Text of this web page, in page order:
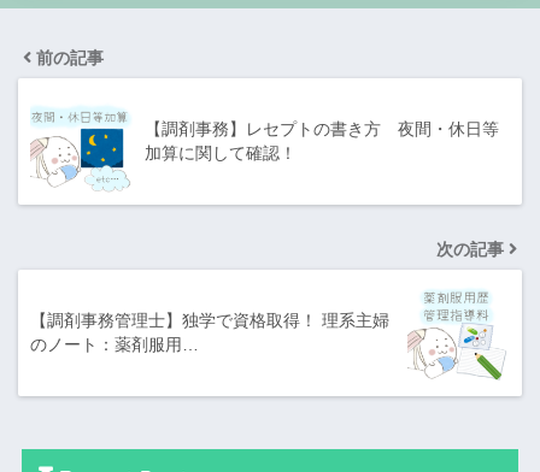
前の記事
【調剤事務】レセプトの書き方 夜間・休日等
加算に関して確認！
次の記事
【調剤事務管理士】独学で資格取得！ 理系主婦
のノート：薬剤服用…